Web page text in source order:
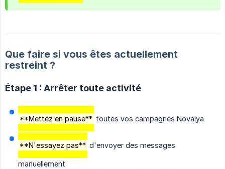
Que faire si vous êtes actuellement
restreint ?
Étape 1 : Arrêter toute activité
**Mettez en pause** toutes vos campagnes Novalya
**N'essayez pas** d'envoyer des messages
manuellement